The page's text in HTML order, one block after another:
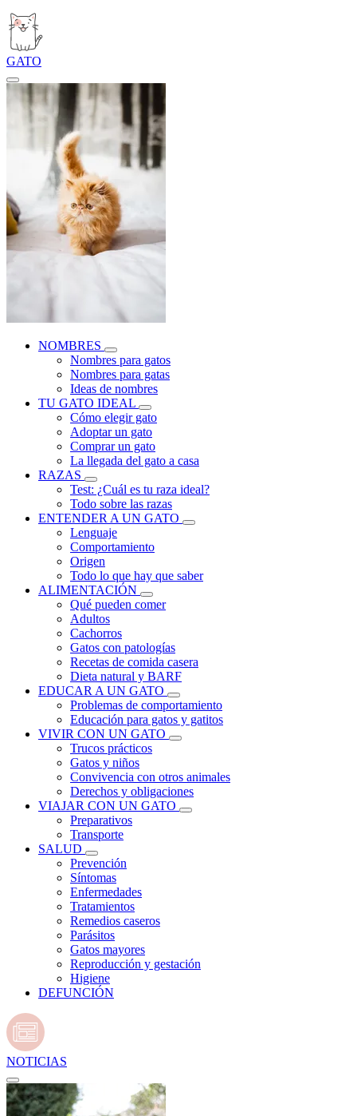
GATO
NOMBRES
Nombres para gatos
Nombres para gatas
Ideas de nombres
TU GATO IDEAL
Cómo elegir gato
Adoptar un gato
Comprar un gato
La llegada del gato a casa
RAZAS
Test: ¿Cuál es tu raza ideal?
Todo sobre las razas
ENTENDER A UN GATO
Lenguaje
Comportamiento
Origen
Todo lo que hay que saber
ALIMENTACIÓN
Qué pueden comer
Adultos
Cachorros
Gatos con patologías
Recetas de comida casera
Dieta natural y BARF
EDUCAR A UN GATO
Problemas de comportamiento
Educación para gatos y gatitos
VIVIR CON UN GATO
Trucos prácticos
Gatos y niños
Convivencia con otros animales
Derechos y obligaciones
VIAJAR CON UN GATO
Preparativos
Transporte
SALUD
Prevención
Síntomas
Enfermedades
Tratamientos
Remedios caseros
Parásitos
Gatos mayores
Reproducción y gestación
Higiene
DEFUNCIÓN
NOTICIAS